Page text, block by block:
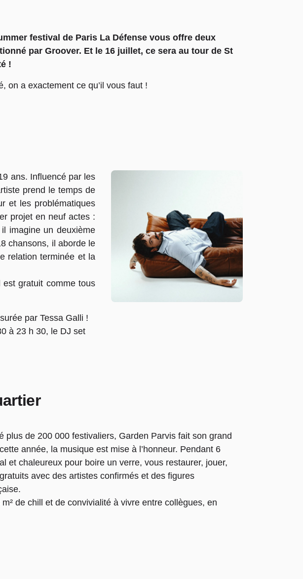
festival de Paris La Défense vous offre deux
par Groover. Et le 16 juillet, ce sera au tour de St
!
on a exactement ce qu’il vous faut !
ans. Influencé par les
prend le temps de
et les problématiques
projet en neuf actes :
imagine un deuxième
chansons, il aborde le
relation terminée et la
est gratuit comme tous
par Tessa Galli !
à 23 h 30, le DJ set
plus de 200 000 festivaliers, Garden Parvis fait son grand
année, la musique est mise à l’honneur. Pendant 6
et chaleureux pour boire un verre, vous restaurer, jouer,
avec des artistes confirmés et des figures
de chill et de convivialité à vivre entre collègues, en